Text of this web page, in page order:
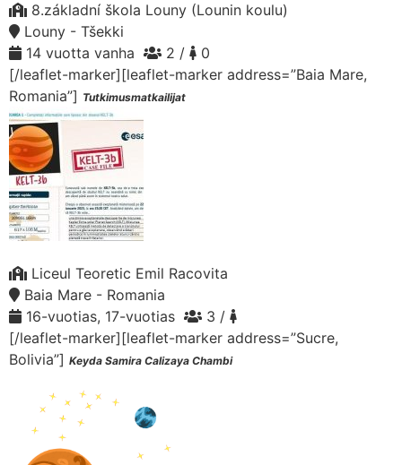
8.základní škola Louny (Lounin koulu)
Louny - Tšekki
14 vuotta vanha
2 /
0
[/leaflet-marker][leaflet-marker address=”Baia Mare,
Romania”] Tutkimusmatkailijat
Liceul Teoretic Emil Racovita
Baia Mare - Romania
16-vuotias, 17-vuotias
3 /
[/leaflet-marker][leaflet-marker address=”Sucre,
Bolivia”] Keyda Samira Calizaya Chambi